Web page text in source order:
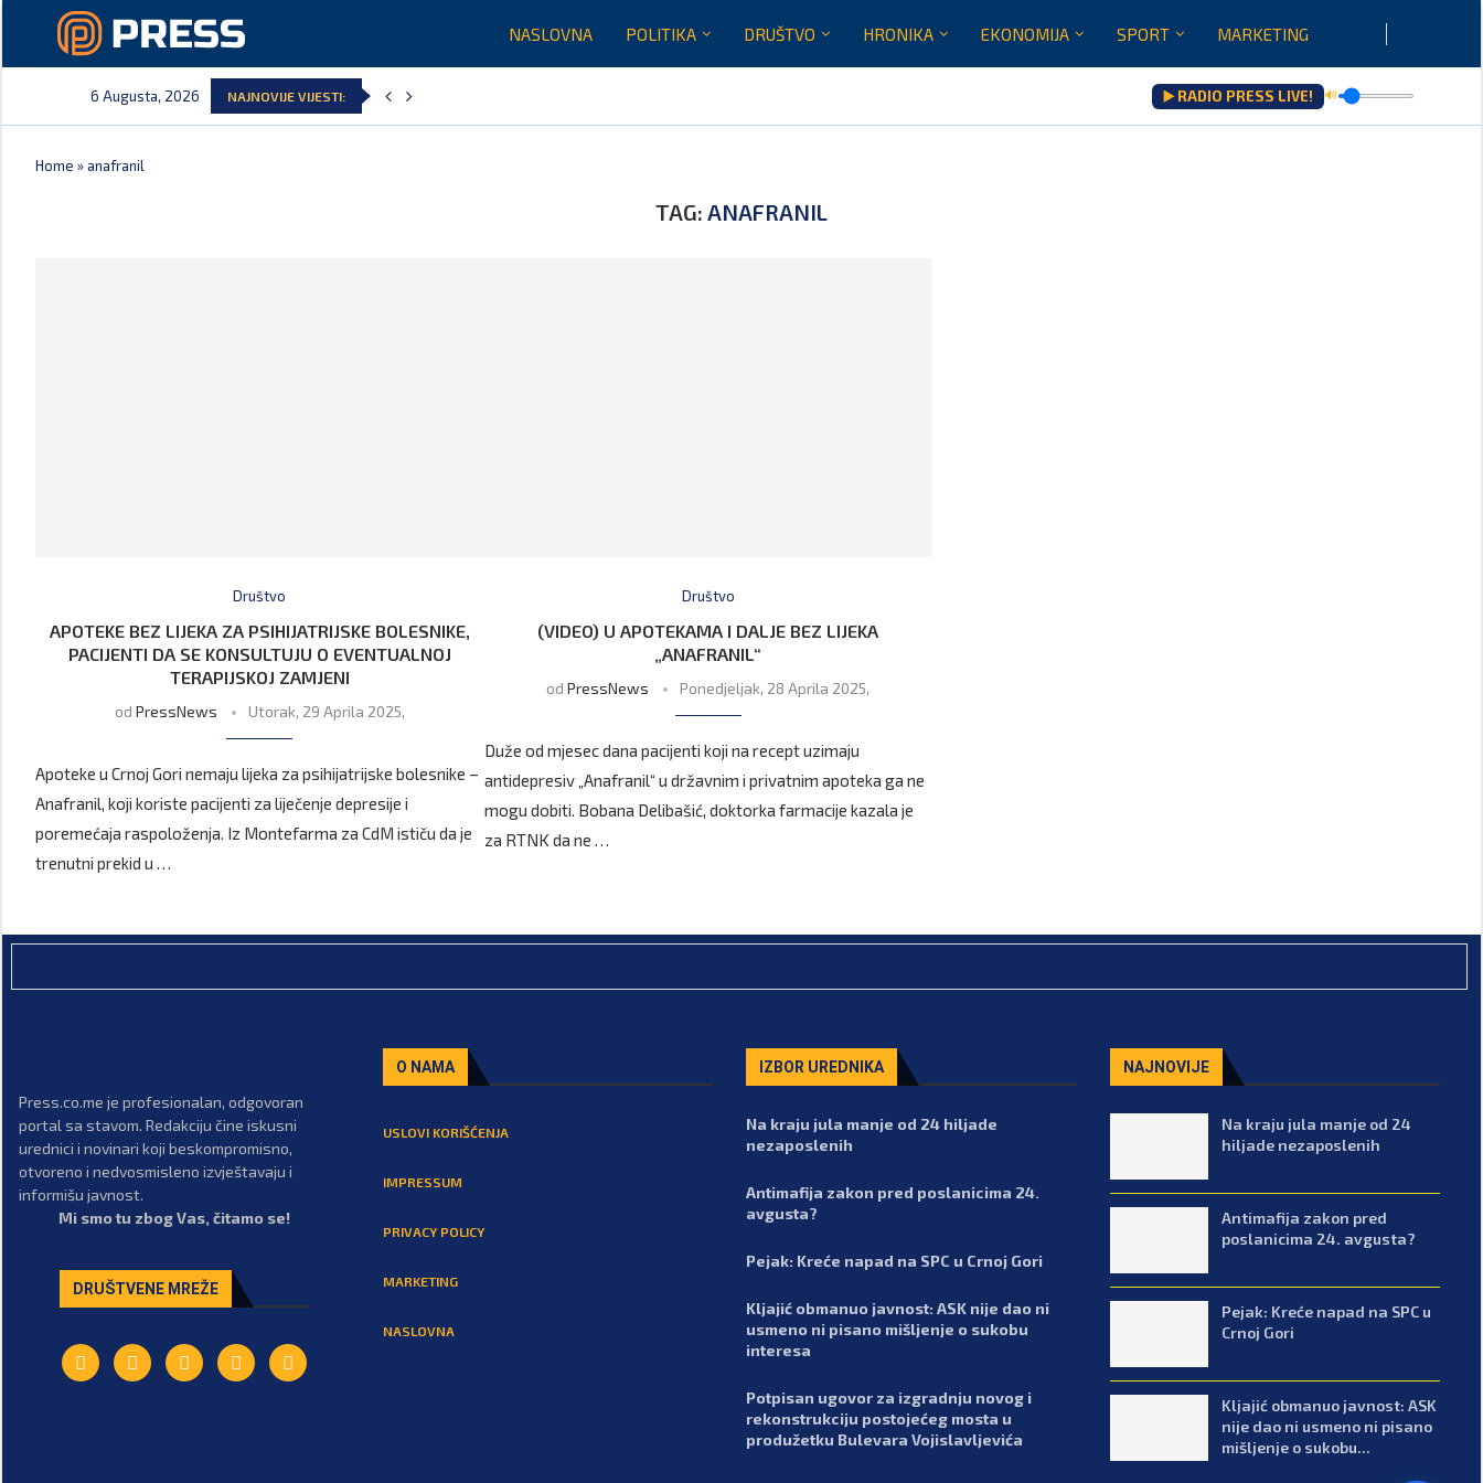
NASLOVNA POLITIKA DRUŠTVO HRONIKA EKONOMIJA SPORT MARKETING
6 Augusta, 2026 NAJNOVIJE VIJESTI: ▶️ RADIO PRESS LIVE! 🔊
Home »anafranil
TAG: ANAFRANIL
Društvo
APOTEKE BEZ LIJEKA ZA PSIHIJATRIJSKE BOLESNIKE,
PACIJENTI DA SE KONSULTUJU O EVENTUALNOJ
TERAPIJSKOJ ZAMJENI
od PressNews Utorak, 29 Aprila 2025,
Apoteke u Crnoj Gori nemaju lijeka za psihijatrijske bolesnike –
Anafranil, koji koriste pacijenti za liječenje depresije i
poremećaja raspoloženja. Iz Montefarma za CdM ističu da je
trenutni prekid u …
Društvo
(VIDEO) U APOTEKAMA I DALJE BEZ LIJEKA
„ANAFRANIL“
odPressNews Ponedjeljak, 28 Aprila 2025,
Duže od mjesec dana pacijenti koji na recept uzimaju
antidepresiv „Anafranil“ u državnim i privatnim apoteka ga ne
mogu dobiti. Bobana Delibašić, doktorka farmacije kazala je
za RTNK da ne …
Press.co.me je profesionalan, odgovoran
portal sa stavom. Redakciju čine iskusni
urednici i novinari koji beskompromisno,
otvoreno i nedvosmisleno izvještavaju i
informišu javnost.
Mi smo tu zbog Vas, čitamo se!
DRUŠTVENE MREŽE
O NAMA
USLOVI KORIŠĆENJA
IMPRESSUM
PRIVACY POLICY
MARKETING
NASLOVNA
IZBOR UREDNIKA
Na kraju jula manje od 24 hiljade
nezaposlenih
Antimafija zakon pred poslanicima 24.
avgusta?
Pejak: Kreće napad na SPC u Crnoj Gori
Kljajić obmanuo javnost: ASK nije dao ni
usmeno ni pisano mišljenje o sukobu
interesa
Potpisan ugovor za izgradnju novog i
rekonstrukciju postojećeg mosta u
produžetku Bulevara Vojislavljevića
NAJNOVIJE
Na kraju jula manje od 24
hiljade nezaposlenih
Antimafija zakon pred
poslanicima 24. avgusta?
Pejak: Kreće napad na SPC u
Crnoj Gori
Kljajić obmanuo javnost: ASK
nije dao ni usmeno ni pisano
mišljenje o sukobu...